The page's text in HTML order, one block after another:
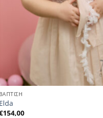
ΒΑΠΤΙΣΗ
Elda
154,00